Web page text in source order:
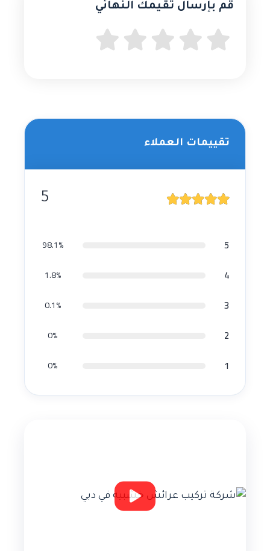
قُم بإرسال تقيمك النهائي
تقييمات العملاء
5
5
98.1%
4
1.8%
3
0.1%
2
0%
1
0%